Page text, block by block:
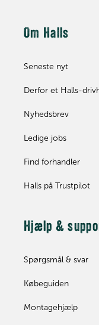
Om Halls
Seneste nyt
Derfor et Halls-
Nyhedsbrev
Ledige jobs
Find forhandler
Halls på Trustpilot
Hjælp &
Spørgsmål & svar
Købeguiden
Montagehjælp